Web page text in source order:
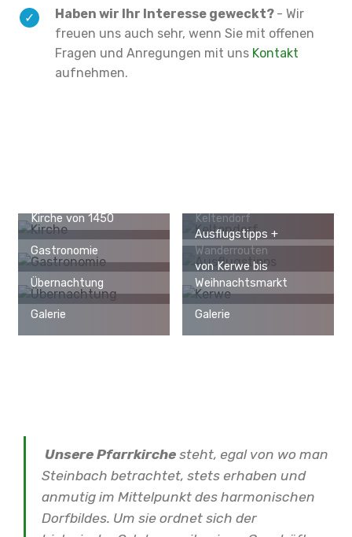
Haben wir Ihr Interesse geweckt? - Wir
freuen uns auch sehr, wenn Sie mit offenen
Fragen und Anregungen mit uns Kontakt
aufnehmen.
Kirche von 1450 Keltendorf
Gastronomie
Ausflugstipps +
Wanderrouten
Übernachtung
von Kerwe bis
Weihnachtsmarkt
Galerie Galerie
Unsere Pfarrkirche steht, egal von wo man
Steinbach betrachtet, stets erhaben und
anmutig im Mittelpunkt des harmonischen
Dorfbildes. Um sie ordnet sich der